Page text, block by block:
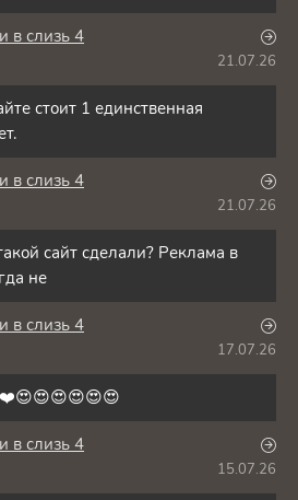
в слизь 4
21.07.26
стоит 1 единственная
в слизь 4
21.07.26
сайт сделали? Реклама в
не
в слизь 4
17.07.26
в слизь 4
15.07.26